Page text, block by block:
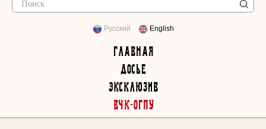
Русский English
Главная
Досье
Эксклюзив
ВЧК-ОГПУ